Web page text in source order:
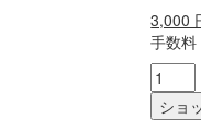
3,000
手数料